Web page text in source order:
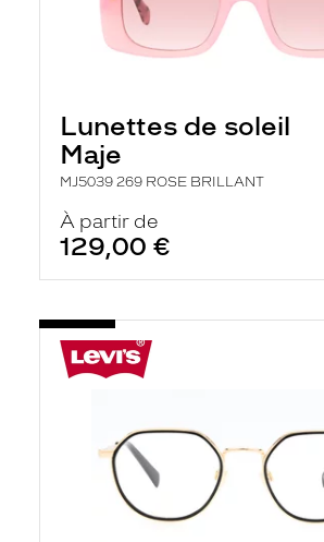
Lunettes de soleil
Maje
MJ5039 269 ROSE BRILLANT
À partir de
129,00 €